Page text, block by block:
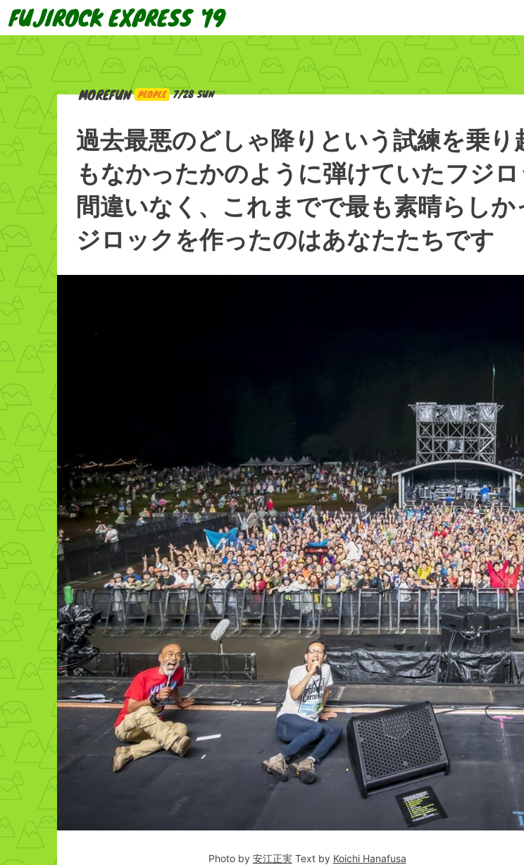
FUJIROCK EXPRESS '19
MOREFUN PEOPLE 7/28 SUN
過去最悪のどしゃ降りという試練を乗
もなかったかのように弾けていたフジロ
間違いなく、これまでで最も素晴らしか
ジロックを作ったのはあなたたちです
Photo by 安江正実 Text by Koichi Hanafusa